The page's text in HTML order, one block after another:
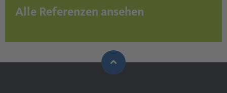
Alle Referenzen ansehen